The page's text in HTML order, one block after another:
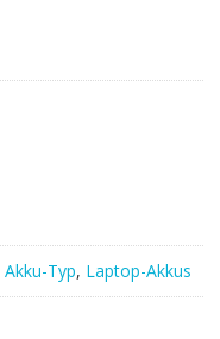
Akku-Typ, Laptop-Akkus